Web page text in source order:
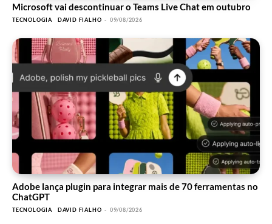
Microsoft vai descontinuar o Teams Live Chat em outubro
TECNOLOGIA DAVID FIALHO - 09/08/2026
Adobe lança plugin para integrar mais de 70 ferramentas no
ChatGPT
TECNOLOGIA DAVID FIALHO - 09/08/2026